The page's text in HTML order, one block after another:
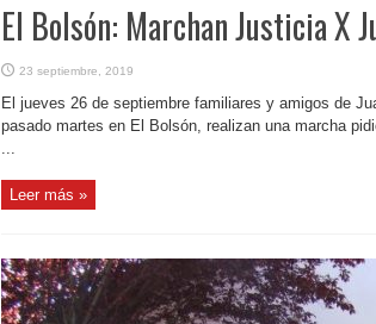
El Bolsón: Marchan Justicia X
23 septiembre, 2019
El jueves 26 de septiembre familiares y amigos de
pasado martes en El Bolsón, realizan una marcha
...
Leer más »